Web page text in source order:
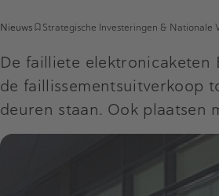
Nieuws Strategische Investeringen & Nationale
De failliete
de faillissementsuitverkoop
deuren staan. Ook plaatsen